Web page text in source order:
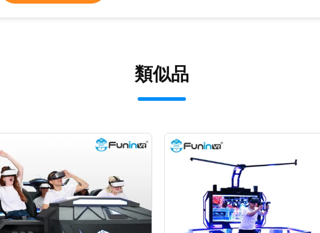
類似品